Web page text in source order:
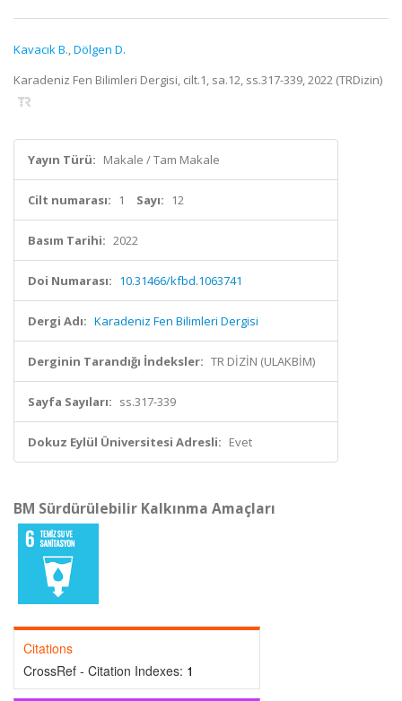
Kavacık B.,Dölgen D.
Karadeniz Fen Bilimleri Dergisi, cilt.1, sa.12, ss.317-339, 2022 (TRDizin)
Yayın Türü: Makale / Tam Makale
Cilt numarası: 1 Sayı: 12
Basım Tarihi: 2022
Doi Numarası: 10.31466/kfbd.1063741
Dergi Adı: Karadeniz Fen Bilimleri Dergisi
Derginin Tarandığı İndeksler: TR DİZİN (ULAKBİM)
Sayfa Sayıları: ss.317-339
Dokuz Eylül Üniversitesi Adresli: Evet
BM Sürdürülebilir Kalkınma Amaçları
Citations
CrossRef - Citation Indexes: 1